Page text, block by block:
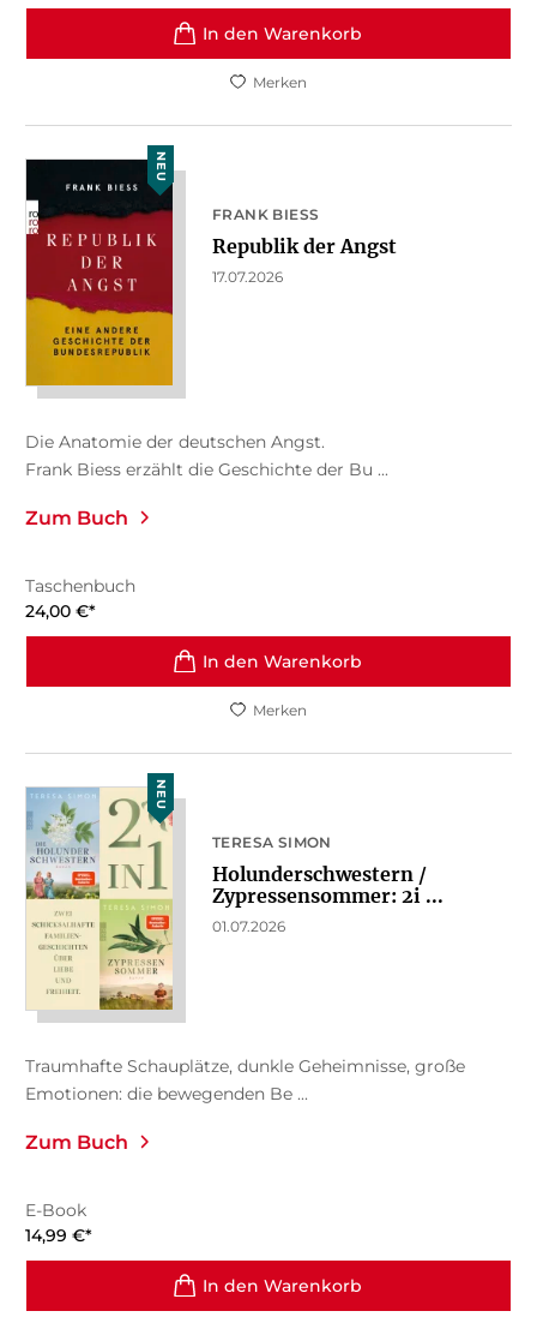
In den Warenkorb
Merken
NEU
FRANK BIESS
Republik der Angst
17.07.2026
Die Anatomie der deutschen Angst.
Frank Biess erzählt die Geschichte der Bu ...
Zum Buch
Taschenbuch
24,00 €*
In den Warenkorb
Merken
NEU
TERESA SIMON
Holunderschwestern /
Zypressensommer: 2i ...
01.07.2026
Traumhafte Schauplätze, dunkle Geheimnisse, große
Emotionen: die bewegenden Be ...
Zum Buch
E-Book
14,99 €*
In den Warenkorb